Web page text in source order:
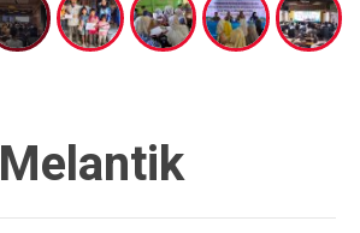
Melantik